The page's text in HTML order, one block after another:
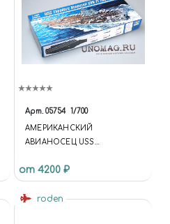
Арт. 05754 1/700
АМЕРИКАНСКИЙ
АВИАНОСЕЦ USS
CVN-71 (2006Г.)
от 4200 ₽
roden